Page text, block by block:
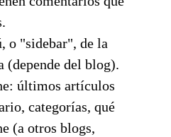
o "sidebar", de la
(depende del blog).
últimos artículos
categorías, qué
(a otros blogs,